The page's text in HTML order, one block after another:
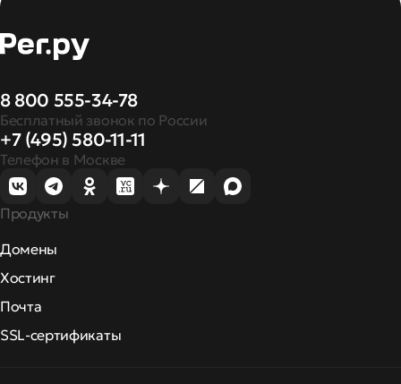
8 800 555-34-78
Бесплатный звонок по России
+7 (495) 580-11-11
Телефон в Москве
Продукты
Домены
Хостинг
Почта
SSL-сертификаты